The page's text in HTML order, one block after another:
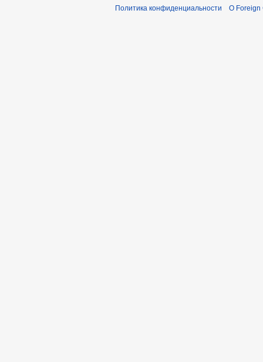
Политика конфиденциальности О Foreign